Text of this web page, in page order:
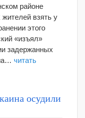
районе
взять у
этого
«изъял»
задержанных
читать
осудили